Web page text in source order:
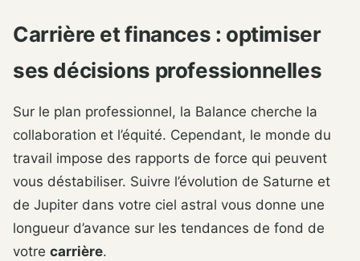
Carrière et finances : optimiser
ses décisions professionnelles
Sur le plan professionnel, la Balance cherche la
collaboration et l’équité. Cependant, le monde du
travail impose des rapports de force qui peuvent
vous déstabiliser. Suivre l’évolution de Saturne et
de Jupiter dans votre ciel astral vous donne une
longueur d’avance sur les tendances de fond de
votre carrière.